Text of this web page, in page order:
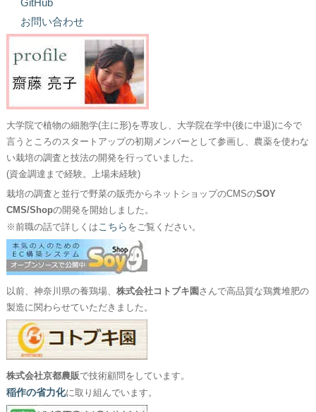
GitHub
お問い合わせ
大学院で植物の細胞学(主に形)を専攻し、大学院在学中(後に中退)に今で
言うところのスタートアップの初期メンバーとして参画し、農薬を使わな
い栽培の調査と技法の開発を行っていました。
(資金調達まで経験。上場未経験)
栽培の調査と並行で野菜の販売からネットショップのCMSのSOY
CMS/Shopの開発を開始しました。
※前職の話で詳しくはこちら をご覧ください。
以前、神奈川県の養鶏場、 株式会社コトブキ園 さんで高品質な鶏糞堆肥の
製造に関わらせていただきました。
株式会社京都農販で技術顧問をしています。
稲作の省力化に取り組んでいます。